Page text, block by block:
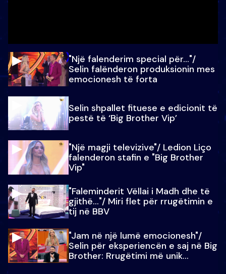
"Një falenderim special për…"/
Selin falënderon produksionin mes
emocionesh të forta
Selin shpallet fituese e edicionit të
pestë të ‘Big Brother Vip’
"Një magji televizive"/ Ledion Liço
falenderon stafin e "Big Brother
Vip"
"Faleminderit Vëllai i Madh dhe të
gjithë…"/ Miri flet për rrugëtimin e
tij në BBV
"Jam në një lumë emocionesh"/
Selin për eksperiencën e saj në Big
Brother: Rrugëtimi më unik…